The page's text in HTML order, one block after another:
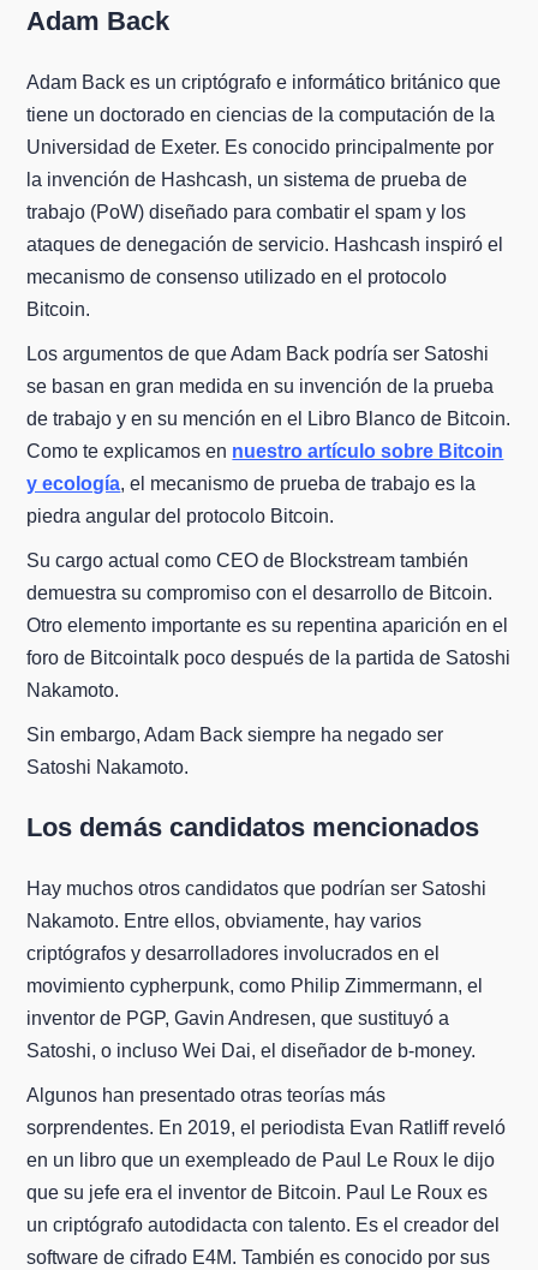
Adam Back
Adam Back es un criptógrafo e informático británico que
tiene un doctorado en ciencias de la computación de la
Universidad de Exeter. Es conocido principalmente por
la invención de Hashcash, un sistema de prueba de
trabajo (PoW) diseñado para combatir el spam y los
ataques de denegación de servicio. Hashcash inspiró el
mecanismo de consenso utilizado en el protocolo
Bitcoin.
Los argumentos de que Adam Back podría ser Satoshi
se basan en gran medida en su invención de la prueba
de trabajo y en su mención en el Libro Blanco de Bitcoin.
Como te explicamos en nuestro artículo sobre Bitcoin
y ecología, el mecanismo de prueba de trabajo es la
piedra angular del protocolo Bitcoin.
Su cargo actual como CEO de Blockstream también
demuestra su compromiso con el desarrollo de Bitcoin.
Otro elemento importante es su repentina aparición en el
foro de Bitcointalk poco después de la partida de Satoshi
Nakamoto.
Sin embargo, Adam Back siempre ha negado ser
Satoshi Nakamoto.
Los demás candidatos mencionados
Hay muchos otros candidatos que podrían ser Satoshi
Nakamoto. Entre ellos, obviamente, hay varios
criptógrafos y desarrolladores involucrados en el
movimiento cypherpunk, como Philip Zimmermann, el
inventor de PGP, Gavin Andresen, que sustituyó a
Satoshi, o incluso Wei Dai, el diseñador de b-money.
Algunos han presentado otras teorías más
sorprendentes. En 2019, el periodista Evan Ratliff reveló
en un libro que un exempleado de Paul Le Roux le dijo
que su jefe era el inventor de Bitcoin. Paul Le Roux es
un criptógrafo autodidacta con talento. Es el creador del
software de cifrado E4M. También es conocido por sus